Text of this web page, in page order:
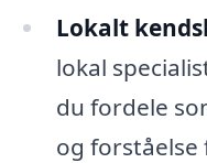
Lokalt
lokal
du fordele
og